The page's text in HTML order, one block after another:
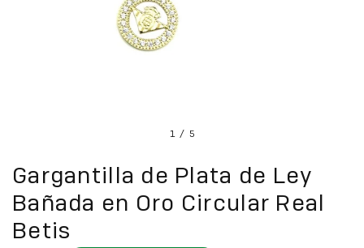
1 / 5
Gargantilla de Plata de Ley
Bañada en Oro Circular Real
Betis